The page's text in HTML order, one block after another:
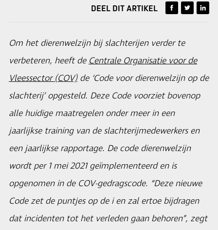
DEEL DIT ARTIKEL
Om het dierenwelzijn bij slachterijen verder te
verbeteren, heeft deCentrale Organisatie voor de
Vleessector (COV)de ‘Code voor dierenwelzijn op de
slachterij’ opgesteld. Deze Code voorziet bovenop
alle huidige maatregelen onder meer in een
jaarlijkse training van de slachterijmedewerkers en
een jaarlijkse rapportage. De code dierenwelzijn
wordt per 1 mei 2021 geïmplementeerd en is
opgenomen in de COV-gedragscode. “Deze nieuwe
Code zet de puntjes op de i en zal ertoe bijdragen
dat incidenten tot het verleden gaan behoren”, zegt